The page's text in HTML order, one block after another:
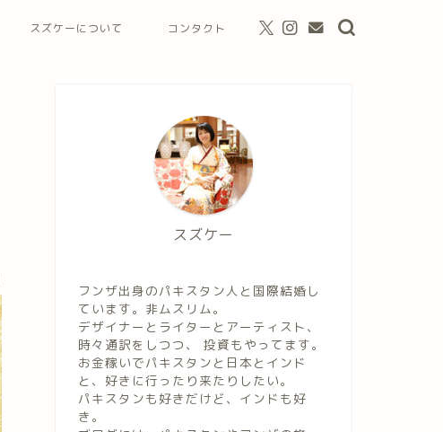
スズケーについて コンタクト
スズケー
フンザ出身のパキスタン人と国際結婚し
ています。非ムスリム。
デザイナーとライターとアーティスト、
時々通訳をしつつ、 投資もやってます。
お金稼いでパキスタンと日本とインド
と、好きに行ったり来たりしたい。
パキスタンも好きだけど、インドも好
き。